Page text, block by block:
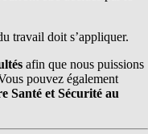
travail doit s’appliquer.
afin que nous puissions
pouvez également
Santé et Sécurité au